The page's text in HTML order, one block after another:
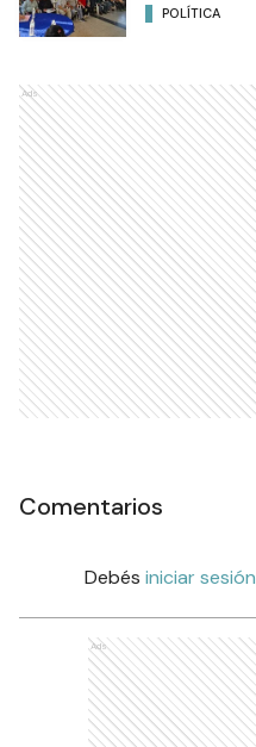
POLÍTICA
Ads
Comentarios
Debés iniciar sesión
Ads